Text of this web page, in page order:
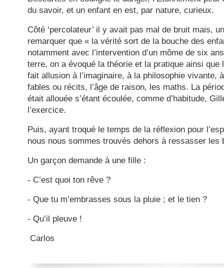
du savoir, et un enfant en est, par nature, curieux.
Côté ‘percolateur’ il y avait pas mal de bruit mais,
remarquer que « la vérité sort de la bouche des
notamment avec l’intervention d’un môme de six
terre, on a évoqué la théorie et la pratique ainsi que
fait allusion à l’imaginaire, à la philosophie vivante,
fables ou récits, l’âge de raison, les maths. La
était allouée s’étant écoulée, comme d’habitude,
l’exercice.
Puis, ayant troqué le temps de la réflexion pour
nous nous sommes trouvés dehors à ressasser les
Un garçon demande à une fille :
- C’est quoi ton rêve ?
- Que tu m’embrasses sous la pluie ; et le tien ?
- Qu’il pleuve !
Carlos